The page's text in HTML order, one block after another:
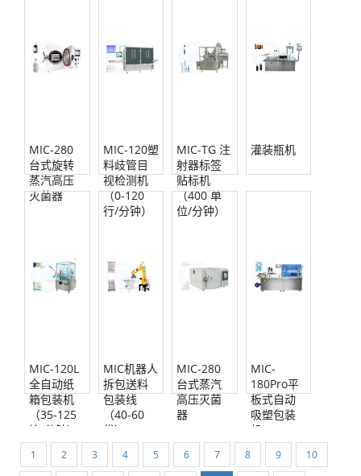
MIC-280
台式旋转
蒸汽高压
灭菌器
MIC-120塑
料歧管目
视检测机
（0-120
行/分钟）
MIC-TG 注
射器标签
贴标机
（400 单
位/分钟）
灌装瓶机
MIC-120L
全自动纸
箱包装机
（35-125
箱/分钟）
MIC机器人
拆包送料
包装线
（40-60
袋）
MIC-280
台式蒸汽
高压灭菌
器
MIC-
180Pro平
板式自动
吸塑包装
机
1 2 3 4 5 6 7 8 9 10